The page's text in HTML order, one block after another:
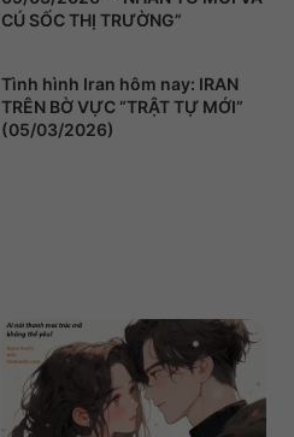
CÚ SỐC THỊ TRƯỜNG”
Tình hình Iran hôm nay: IRAN
TRÊN BỜ VỰC “TRẬT TỰ MỚI”
(05/03/2026)